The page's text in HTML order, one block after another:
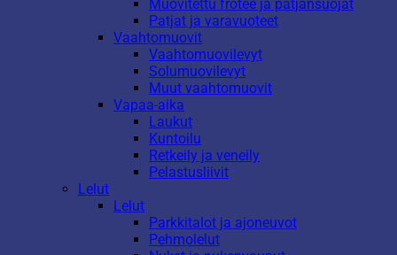
Muovitettu frotee ja patjansuojat
Patjat ja varavuoteet
Vaahtomuovit
Vaahtomuovilevyt
Solumuovilevyt
Muut vaahtomuovit
Vapaa-aika
Laukut
Kuntoilu
Retkeily ja veneily
Pelastusliivit
Lelut
Lelut
Parkkitalot ja ajoneuvot
Pehmolelut